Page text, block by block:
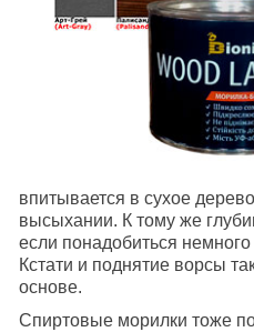
впитывается в сухое
высыхании. К тому же
если понадобиться
Кстати и поднятие ворсы
основе.
Спиртовые морилки тоже